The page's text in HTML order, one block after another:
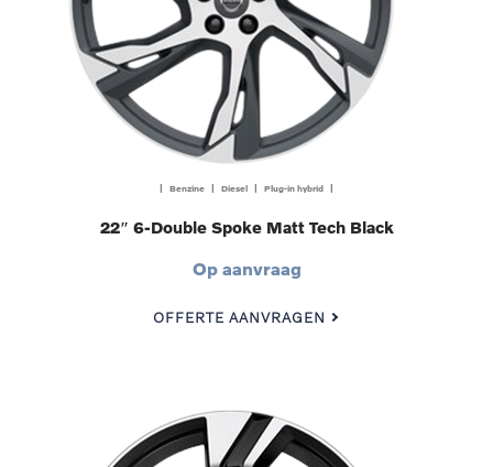
| Benzine | Diesel | Plug-in hybrid |
22″ 6-Double Spoke Matt Tech Black
Op aanvraag
OFFERTE AANVRAGEN